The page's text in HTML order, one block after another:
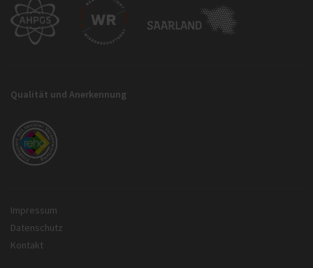
Qualität und Anerkennung
Impressum
Datenschutz
Kontakt